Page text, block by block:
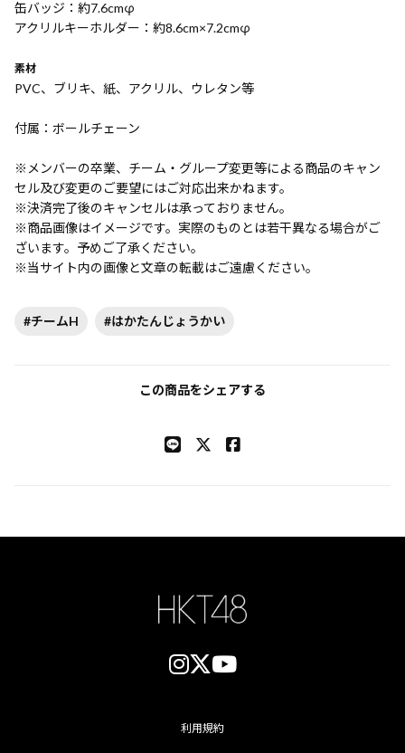
缶バッジ：約7.6cmφ
アクリルキーホルダー：約8.6cm×7.2cmφ
素材
PVC、ブリキ、紙、アクリル、ウレタン等
付属：ボールチェーン
※メンバーの卒業、チーム・グループ変更等による商品のキャン
セル及び変更のご要望にはご対応出来かねます。
※決済完了後のキャンセルは承っておりません。
※商品画像はイメージです。実際のものとは若干異なる場合がご
ざいます。予めご了承ください。
※当サイト内の画像と文章の転載はご遠慮ください。
#チームH #はかたんじょうかい
この商品をシェアする
利用規約